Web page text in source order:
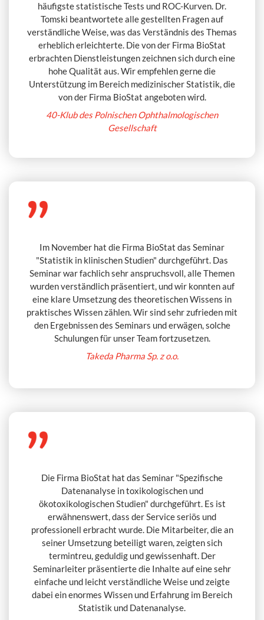
häufigste statistische Tests und ROC-Kurven. Dr.
Tomski beantwortete alle gestellten Fragen auf
verständliche Weise, was das Verständnis des Themas
erheblich erleichterte. Die von der Firma BioStat
erbrachten Dienstleistungen zeichnen sich durch eine
hohe Qualität aus. Wir empfehlen gerne die
Unterstützung im Bereich medizinischer Statistik, die
von der Firma BioStat angeboten wird.
40-Klub des Polnischen Ophthalmologischen
Gesellschaft
Im November hat die Firma BioStat das Seminar
"Statistik in klinischen Studien" durchgeführt. Das
Seminar war fachlich sehr anspruchsvoll, alle Themen
wurden verständlich präsentiert, und wir konnten auf
eine klare Umsetzung des theoretischen Wissens in
praktisches Wissen zählen. Wir sind sehr zufrieden mit
den Ergebnissen des Seminars und erwägen, solche
Schulungen für unser Team fortzusetzen.
Takeda Pharma Sp. z o.o.
Die Firma BioStat hat das Seminar "Spezifische
Datenanalyse in toxikologischen und
ökotoxikologischen Studien" durchgeführt. Es ist
erwähnenswert, dass der Service seriös und
professionell erbracht wurde. Die Mitarbeiter, die an
seiner Umsetzung beteiligt waren, zeigten sich
termintreu, geduldig und gewissenhaft. Der
Seminarleiter präsentierte die Inhalte auf eine sehr
einfache und leicht verständliche Weise und zeigte
dabei ein enormes Wissen und Erfahrung im Bereich
Statistik und Datenanalyse.